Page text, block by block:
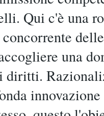
Qui c'è una
una
diritti.